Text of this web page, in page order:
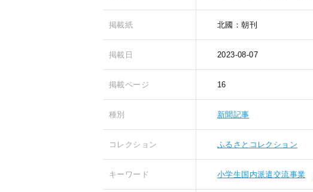
掲載紙 北國：朝刊
掲載日 2023-08-07
掲載ページ 16
種別 新聞記事
コレクション ふるさとコレクション
キーワード 小学生国内派遣交流事業